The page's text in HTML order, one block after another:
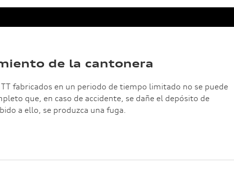
de la cantonera
fabricados en un periodo de tiempo limitado no se puede
que, en caso de accidente, se dañe el depósito de
a ello, se produzca una fuga.